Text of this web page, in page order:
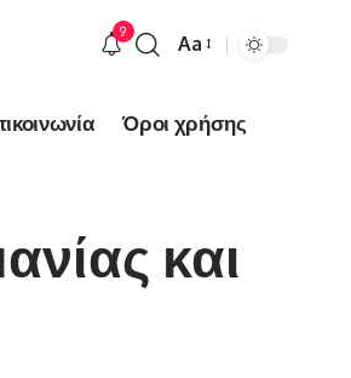
9
Font
Aa
Όροι χρήσης
και